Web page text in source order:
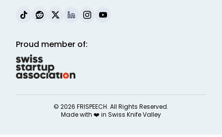
Proud member of:
© 2026 FRISPEECH. All Rights Reserved.
Made with ❤️ in Swiss Knife Valley